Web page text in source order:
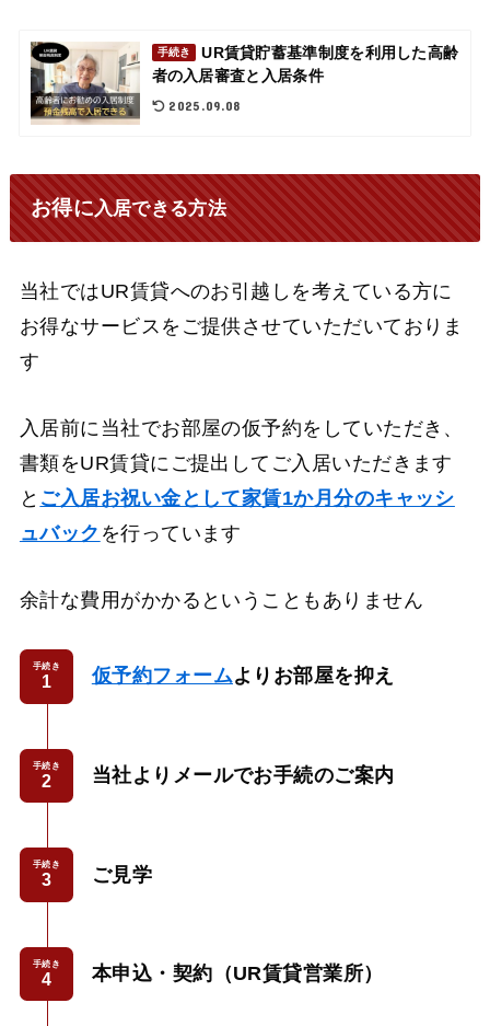
手続き
UR賃貸貯蓄基準制度を利用した高齢
者の入居審査と入居条件
2025.09.08
お得に入居できる方法
当社ではUR賃貸へのお引越しを考えている方に
お得なサービスをご提供させていただいておりま
す
入居前に当社でお部屋の仮予約をしていただき、
書類をUR賃貸にご提出してご入居いただきます
と ご入居お祝い金として家賃1か月分のキャッシ
ュバック を行っています
余計な費用がかかるということもありません
手続き 仮予約フォームよりお部屋を抑え
手続き 当社よりメールでお手続のご案内
手続き ご見学
手続き 本申込・契約（UR賃貸営業所）